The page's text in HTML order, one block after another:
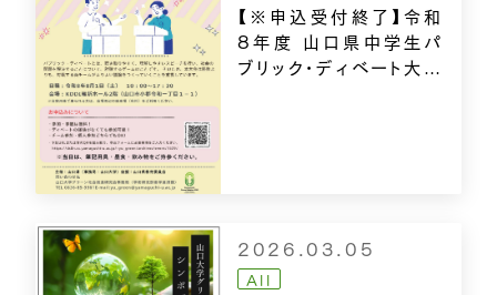
【※申込受付終了】令和
8年度 山口県中学生パ
ブリック・ディベート大会
2026.03.05
All